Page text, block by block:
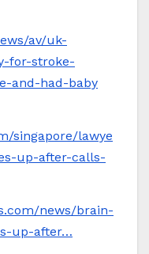
av/uk-
for-stroke-
and-had-baby
singapore/lawye
up-after-calls-
news/brain-
up-after…